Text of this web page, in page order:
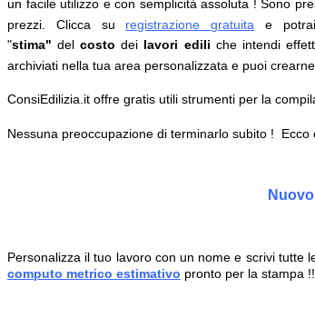
un facile utilizzo e con semplicità assoluta ! Sono
prezzi. Clicca su registrazione gratuita e potrai
"stima" delcosto dei lavori edili che intendi
archiviati nella tua area personalizzata e puoi crearne
ConsiEdilizia.it offre gratis utili strumenti per la
Nessuna preoccupazione di terminarlo subito !
Personalizza il tuo lavoro con un nome e scrivi tutte
computo metrico estimativo pronto per la stampa